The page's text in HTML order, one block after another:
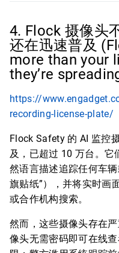
4. Flock 摄像头
还在迅速普及
more than your
they’re
https://
recording-license-plate/
Flock Safety 的 AI 监控
及，已超过 10 万台。它
然语言描述追踪任何车
旗贴纸”），并将实时画
或合作机构搜索。
然而，这些摄像头存在
像头无需密码即可在线